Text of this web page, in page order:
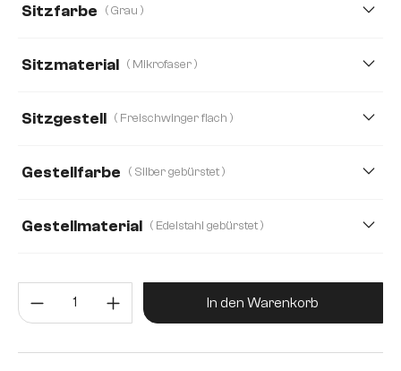
Sitzfarbe ( Grau )
Sitzmaterial ( Mikrofaser )
Sitzgestell ( Freischwinger flach )
Gestellfarbe ( Silber gebürstet )
Gestellmaterial ( Edelstahl gebürstet )
Holz Metall Produkt Anzahl: Gib den
In den Warenkorb